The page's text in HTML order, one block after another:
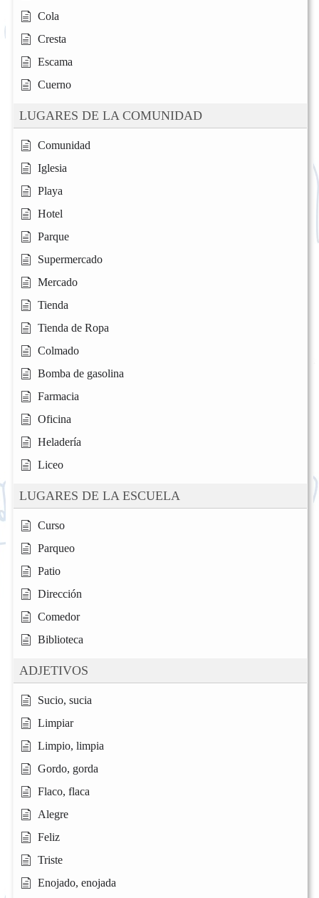
Cola
Cresta
Escama
Cuerno
LUGARES DE LA COMUNIDAD
Comunidad
Iglesia
Playa
Hotel
Parque
Supermercado
Mercado
Tienda
Tienda de Ropa
Colmado
Bomba de gasolina
Farmacia
Oficina
Heladería
Liceo
LUGARES DE LA ESCUELA
Curso
Parqueo
Patio
Dirección
Comedor
Biblioteca
ADJETIVOS
Sucio, sucia
Limpiar
Limpio, limpia
Gordo, gorda
Flaco, flaca
Alegre
Feliz
Triste
Enojado, enojada